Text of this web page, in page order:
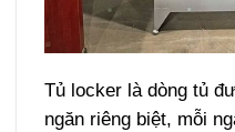
Tủ locker là dòng tủ
ngăn riêng biệt, mỗi